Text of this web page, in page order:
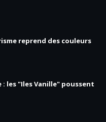
reprend des couleurs
les "Iles Vanille" poussent